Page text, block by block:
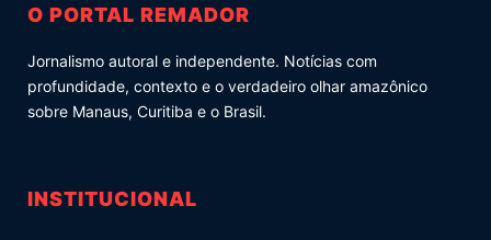
O PORTAL REMADOR
Jornalismo autoral e independente. Notícias com
profundidade, contexto e o verdadeiro olhar amazônico
sobre Manaus, Curitiba e o Brasil.
INSTITUCIONAL